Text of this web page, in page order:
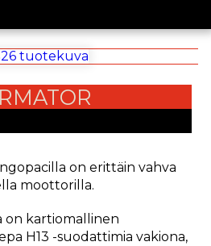
on erittäin vahva
moottorilla.
on kartiomallinen
H13 -suodattimia vakiona,